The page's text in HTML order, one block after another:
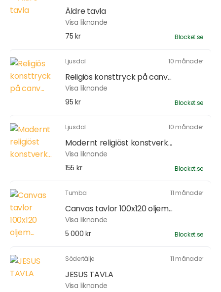
Äldre tavla
Visa liknande
75 kr
Blocket.se
Ljusdal 10 månader
Religiös konsttryck på canv...
Visa liknande
95 kr
Blocket.se
Ljusdal 10 månader
Modernt religiöst konstverk...
Visa liknande
155 kr
Blocket.se
Tumba 11 månader
Canvas tavlor 100x120 oljem...
Visa liknande
5 000 kr
Blocket.se
Södertälje 11 månader
JESUS TAVLA
Visa liknande